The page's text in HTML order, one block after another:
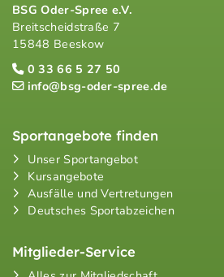
BSG Oder-Spree e.V.
Breitscheidstraße 7
15848 Beeskow
0 33 66 5 27 50
info@bsg-oder-spree.de
Sportangebote finden
Unser Sportangebot
Kursangebote
Ausfälle und Vertretungen
Deutsches Sportabzeichen
Mitglieder-Service